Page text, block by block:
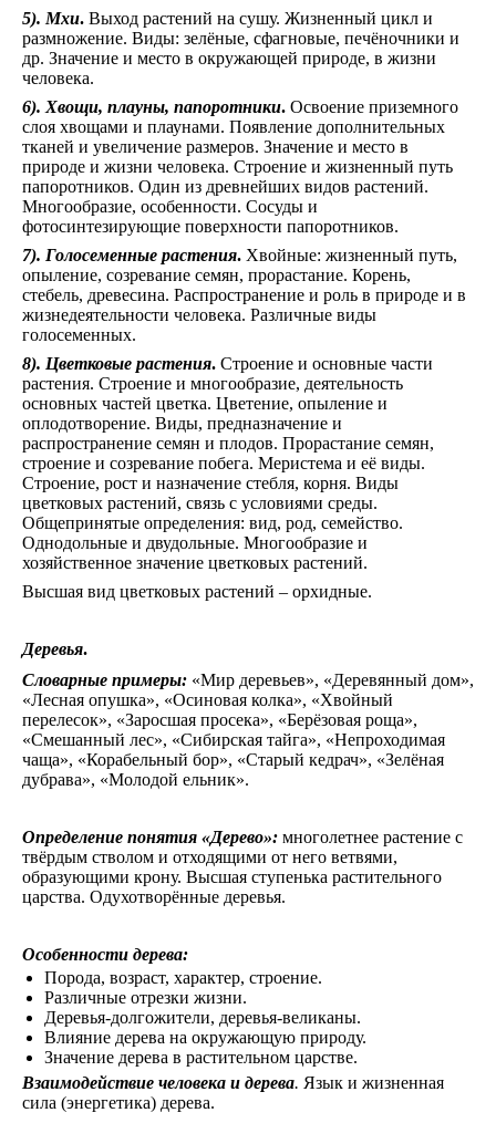
5). Мхи. Выход растений на сушу. Жизненный цикл и
размножение. Виды: зелёные, сфагновые, печёночники и
др. Значение и место в окружающей природе, в жизни
человека.
6). Хвощи, плауны, папоротники. Освоение приземного
слоя хвощами и плаунами. Появление дополнительных
тканей и увеличение размеров. Значение и место в
природе и жизни человека. Строение и жизненный путь
папоротников. Один из древнейших видов растений.
Многообразие, особенности. Сосуды и
фотосинтезирующие поверхности папоротников.
7). Голосеменные растения. Хвойные: жизненный путь,
опыление, созревание семян, прорастание. Корень,
стебель, древесина. Распространение и роль в природе и в
жизнедеятельности человека. Различные виды
голосеменных.
8). Цветковые растения. Строение и основные части
растения. Строение и многообразие, деятельность
основных частей цветка. Цветение, опыление и
оплодотворение. Виды, предназначение и
распространение семян и плодов. Прорастание семян,
строение и созревание побега. Меристема и её виды.
Строение, рост и назначение стебля, корня. Виды
цветковых растений, связь с условиями среды.
Общепринятые определения: вид, род, семейство.
Однодольные и двудольные. Многообразие и
хозяйственное значение цветковых растений.
Высшая вид цветковых растений – орхидные.
Деревья.
Словарные примеры: «Мир деревьев», «Деревянный дом»,
«Лесная опушка», «Осиновая колка», «Хвойный
перелесок», «Заросшая просека», «Берёзовая роща»,
«Смешанный лес», «Сибирская тайга», «Непроходимая
чаща», «Корабельный бор», «Старый кедрач», «Зелёная
дубрава», «Молодой ельник».
Определение понятия «Дерево»: многолетнее растение с
твёрдым стволом и отходящими от него ветвями,
образующими крону. Высшая ступенька растительного
царства. Одухотворённые деревья.
Особенности дерева:
Порода, возраст, характер, строение.
Различные отрезки жизни.
Деревья-долгожители, деревья-великаны.
Влияние дерева на окружающую природу.
Значение дерева в растительном царстве.
Взаимодействие человека и дерева. Язык и жизненная
сила (энергетика) дерева.